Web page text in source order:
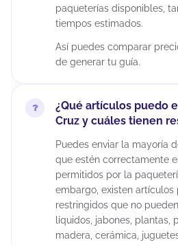
paqueterías disponibles,
tiempos estimados.
Así puedes comparar
de generar tu guía.
¿Qué artículos puedo
Cruz y cuáles tienen
Puedes enviar la mayoría
que estén correctamente
permitidos por la
embargo, existen artículos
restringidos que no
líquidos, jabones, plantas,
madera, cerámica,